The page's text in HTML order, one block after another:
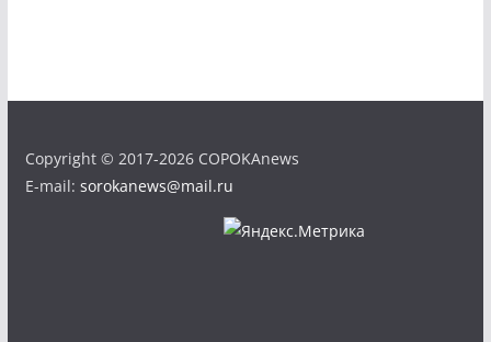
Copyright © 2017-2026 COPOKAnews
E-mail: sorokanews@mail.ru